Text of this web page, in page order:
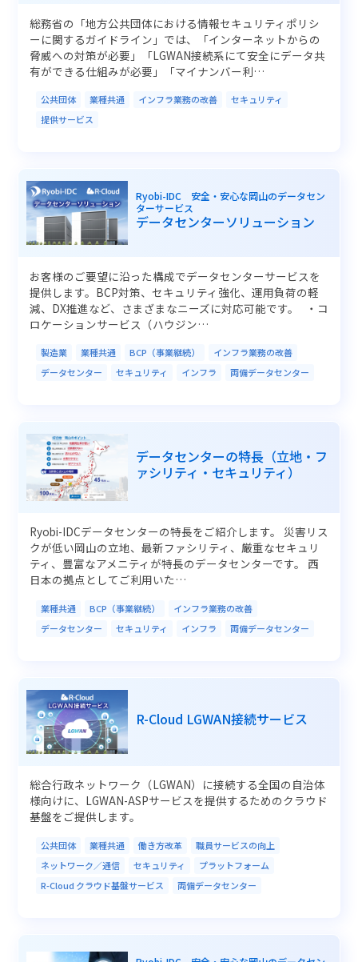
総務省の「地方公共団体における情報セキュリティポリシ
ーに関するガイドライン」では、「インターネットからの
脅威への対策が必要」「LGWAN接続系にて安全にデータ共
有ができる仕組みが必要」「マイナンバー利…
公共団体 業種共通 インフラ業務の改善
セキュリティ
提供サービス
Ryobi-IDC 安全・安心な岡山のデータセン
ターサービス
データセンターソリューション
お客様のご要望に沿った構成でデータセンターサービスを
提供します。BCP対策、セキュリティ強化、運用負荷の軽
減、DX推進など、さまざまなニーズに対応可能です。 ・コ
ロケーションサービス（ハウジン…
製造業 業種共通 BCP（事業継続）
インフラ業務の改善
データセンター
セキュリティ インフラ 両備データセンター
データセンターの特長（立地・フ
ァシリティ・セキュリティ）
Ryobi-IDCデータセンターの特長をご紹介します。 災害リス
クが低い岡山の立地、最新ファシリティ、厳重なセキュリ
ティ、豊富なアメニティが特長のデータセンターです。 西
日本の拠点としてご利用いた…
業種共通 BCP（事業継続）
インフラ業務の改善
データセンター
セキュリティ インフラ 両備データセンター
R-Cloud LGWAN接続サービス
総合行政ネットワーク（LGWAN）に接続する全国の自治体
様向けに、LGWAN-ASPサービスを提供するためのクラウド
基盤をご提供します。
公共団体 業種共通 働き方改革
職員サービスの向上
ネットワーク／通信
セキュリティ
プラットフォーム
R-Cloud クラウド基盤サービス
両備データセンター